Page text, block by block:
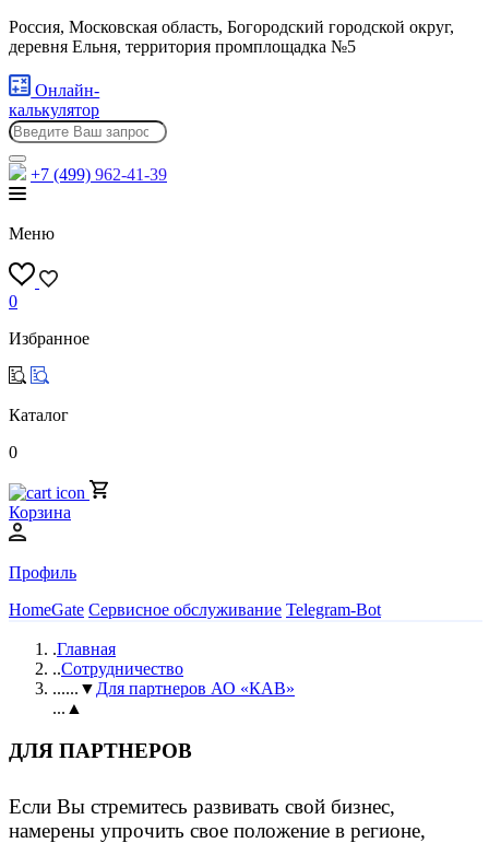
Россия, Московская область, Богородский городской округ,
деревня Ельня, территория промплощадка №5
Онлайн-
калькулятор
+7 (499) 962-41-39
Меню
0
Избранное
Каталог
0
Корзина
Профиль
HomeGate Сервисное обслуживание Telegram-Bot
.Главная
..Сотрудничество
......▼ Для партнеров АО «КАВ»
...▲
ДЛЯ ПАРТНЕРОВ
Если Вы стремитесь развивать свой бизнес,
намерены упрочить свое положение в регионе,